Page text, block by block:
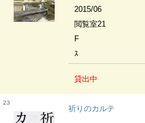
2015/06
閲覧室21
F
ｽ
貸出中
23
祈りのカルテ